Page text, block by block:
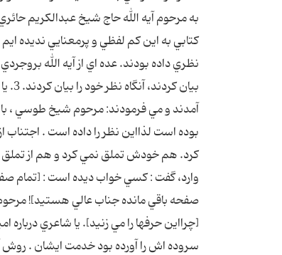
به مرحوم آيه الله حاج شيخ عبدالکريم
نظري داده بودند. عده اي از آيه الله
آمدند و مي فرمودند: مرحوم شيخ طوسي ،
بوده است لذااين نظر را داده است .
کرد. هم خودش تملق نمي کرد و هم از تملق
وارد، گفت : کسي خواب ديده است : [تمام
صفحه باقي مانده جناب عالي هستيد]! مرحوم
[چرااين حرفها را مي زنيد]. يا شاعري
سروده اش را آورده بود خدمت ايشان . روش